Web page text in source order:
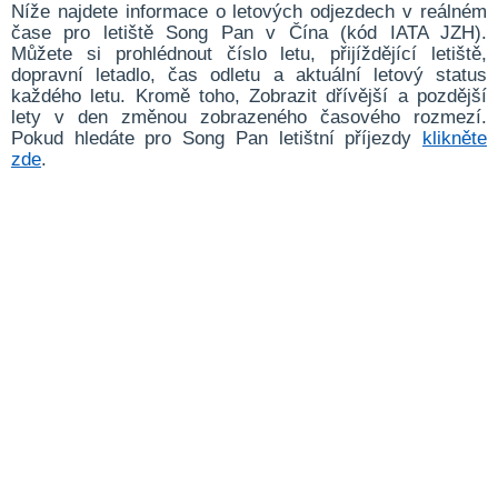
Níže najdete informace o letových odjezdech v reálném
čase pro letiště Song Pan v Čína (kód IATA JZH).
Můžete si prohlédnout číslo letu, přijíždějící letiště,
dopravní letadlo, čas odletu a aktuální letový status
každého letu. Kromě toho, Zobrazit dřívější a pozdější
lety v den změnou zobrazeného časového rozmezí.
Pokud hledáte pro Song Pan letištní příjezdy klikněte
zde.